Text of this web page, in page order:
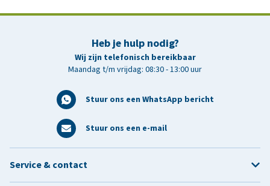
Heb je hulp nodig?
Wij zijn telefonisch bereikbaar
Maandag t/m vrijdag: 08:30 - 13:00 uur
Stuur ons een WhatsApp bericht
Stuur ons een e-mail
Service & contact